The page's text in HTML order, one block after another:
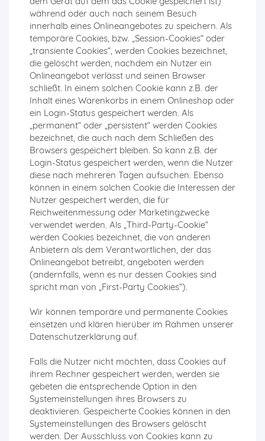
während oder auch nach seinem Besuch
innerhalb eines Onlineangebotes zu speichern. Als
temporäre Cookies, bzw. „Session-Cookies“ oder
„transiente Cookies“, werden Cookies bezeichnet,
die gelöscht werden, nachdem ein Nutzer ein
Onlineangebot verlässt und seinen Browser
schließt. In einem solchen Cookie kann z.B. der
Inhalt eines Warenkorbs in einem Onlineshop oder
ein Login-Status gespeichert werden. Als
„permanent“ oder „persistent“ werden Cookies
bezeichnet, die auch nach dem Schließen des
Browsers gespeichert bleiben. So kann z.B. der
Login-Status gespeichert werden, wenn die Nutzer
diese nach mehreren Tagen aufsuchen. Ebenso
können in einem solchen Cookie die Interessen der
Nutzer gespeichert werden, die für
Reichweitenmessung oder Marketingzwecke
verwendet werden. Als „Third-Party-Cookie“
werden Cookies bezeichnet, die von anderen
Anbietern als dem Verantwortlichen, der das
Onlineangebot betreibt, angeboten werden
(andernfalls, wenn es nur dessen Cookies sind
spricht man von „First-Party Cookies“).
Wir können temporäre und permanente Cookies
einsetzen und klären hierüber im Rahmen unserer
Datenschutzerklärung auf.
Falls die Nutzer nicht möchten, dass Cookies auf
ihrem Rechner gespeichert werden, werden sie
gebeten die entsprechende Option in den
Systemeinstellungen ihres Browsers zu
deaktivieren. Gespeicherte Cookies können in den
Systemeinstellungen des Browsers gelöscht
werden. Der Ausschluss von Cookies kann zu